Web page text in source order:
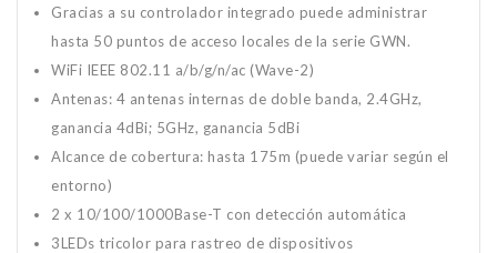
Gracias a su controlador integrado puede administrar
hasta 50 puntos de acceso locales de la serie GWN.
WiFi IEEE 802.11 a/b/g/n/ac (Wave-2)
Antenas: 4 antenas internas de doble banda, 2.4GHz,
ganancia 4dBi; 5GHz, ganancia 5dBi
Alcance de cobertura: hasta 175m (puede variar según el
entorno)
2 x 10/100/1000Base-T con detección automática
3LEDs tricolor para rastreo de dispositivos